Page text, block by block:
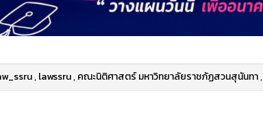
,lawssru,คณะนิติศาสตร์ มหาวิทยาลัยราชภัฏสวนสุนันทา,